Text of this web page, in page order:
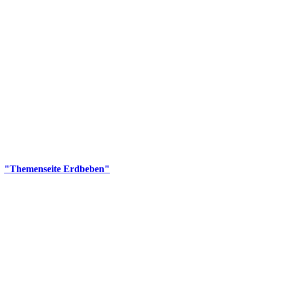
"Themenseite Erdbeben"